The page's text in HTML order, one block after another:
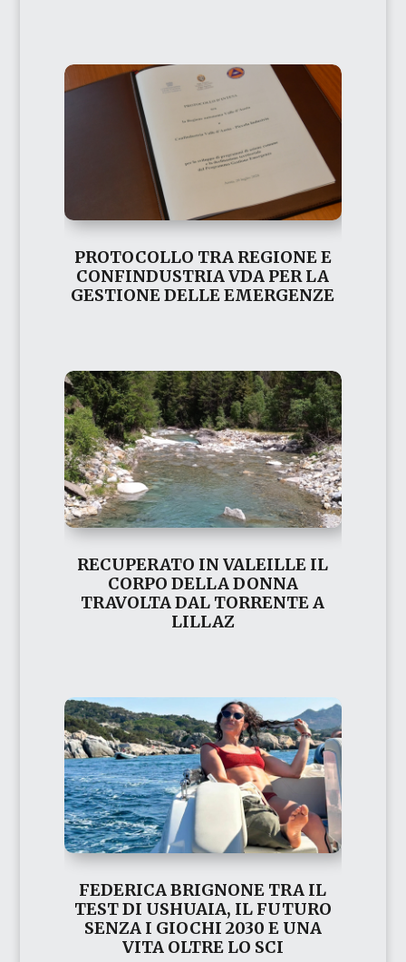
PROTOCOLLO TRA REGIONE E
CONFINDUSTRIA VDA PER LA
GESTIONE DELLE EMERGENZE
RECUPERATO IN VALEILLE IL
CORPO DELLA DONNA
TRAVOLTA DAL TORRENTE A
LILLAZ
FEDERICA BRIGNONE TRA IL
TEST DI USHUAIA, IL FUTURO
SENZA I GIOCHI 2030 E UNA
VITA OLTRE LO SCI